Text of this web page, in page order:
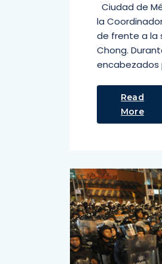
Ciudad de
la
de frente a la
Chong.
encabezados
Read
More